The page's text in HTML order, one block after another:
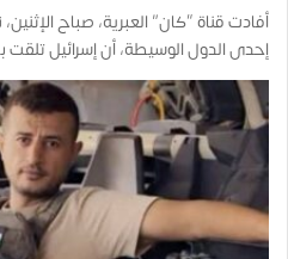
أفادت قناة “كان” العبرية، صباح
إحدى الدول الوسيطة، أن إسرائيل